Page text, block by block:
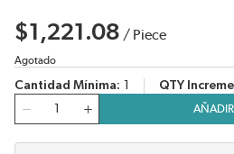
$1,221.08 / Piece
Agotado
Cantidad Mínima QTY
Cantidad